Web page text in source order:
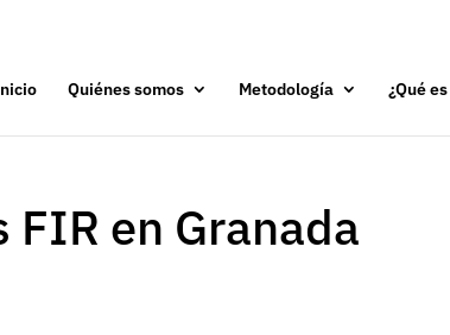
Quiénes somos Metodología ¿Qué
en Granada